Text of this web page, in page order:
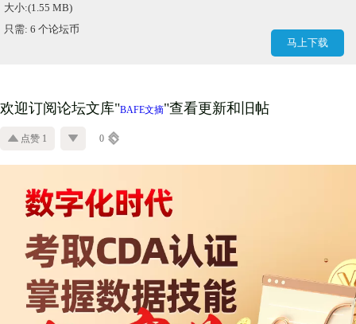
大小:(1.55 MB)
只需: 6 个论坛币
马上下载
欢迎订阅论坛文库"BAFE文摘"查看更新和旧帖
点赞 1 0